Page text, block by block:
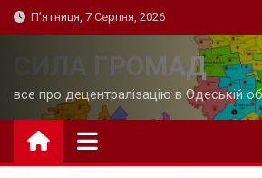
Skip
to
П’ятниця, 7 Серпня, 2026
СИЛА ГРОМАД
все про децентралізацію в Одеській